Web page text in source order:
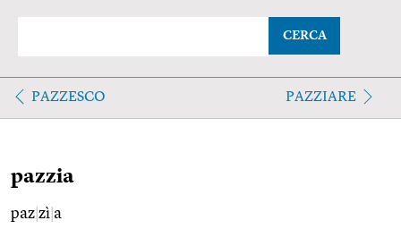
CERCA
PAZZESCO PAZZIARE
pazzia
paz zì a